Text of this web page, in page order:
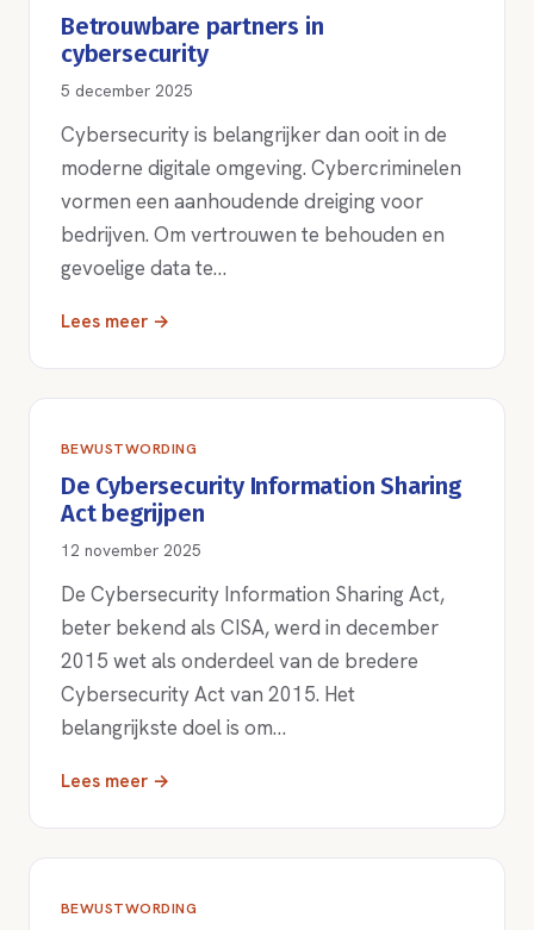
Betrouwbare partners in
cybersecurity
5 december 2025
Cybersecurity is belangrijker dan ooit in de
moderne digitale omgeving. Cybercriminelen
vormen een aanhoudende dreiging voor
bedrijven. Om vertrouwen te behouden en
gevoelige data te…
Lees meer →
BEWUSTWORDING
De Cybersecurity Information Sharing
Act begrijpen
12 november 2025
De Cybersecurity Information Sharing Act,
beter bekend als CISA, werd in december
2015 wet als onderdeel van de bredere
Cybersecurity Act van 2015. Het
belangrijkste doel is om…
Lees meer →
BEWUSTWORDING